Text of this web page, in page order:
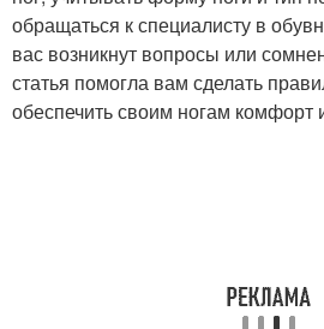
обращаться к специалисту в
вас возникнут вопросы или
статья помогла вам сделать
обеспечить своим ногам комфорт